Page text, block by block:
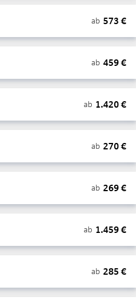
ab 573 €
ab 459€
ab 1.420€
ab 270€
ab 269€
ab 1.459€
ab 285 €